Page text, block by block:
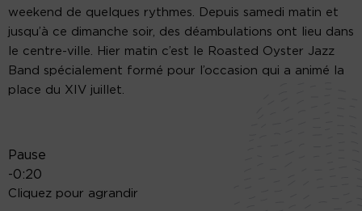
weekend de quelques rythmes. Depuis samedi matin et
jusqu’à ce dimanche soir, des déambulations ont lieu dans
le centre-ville. Hier matin c’est le Roasted Oyster Jazz
Band spécialement formé pour l’occasion qui a animé la
place du XIV juillet.
Pause
-0:20
Cliquez pour agrandir